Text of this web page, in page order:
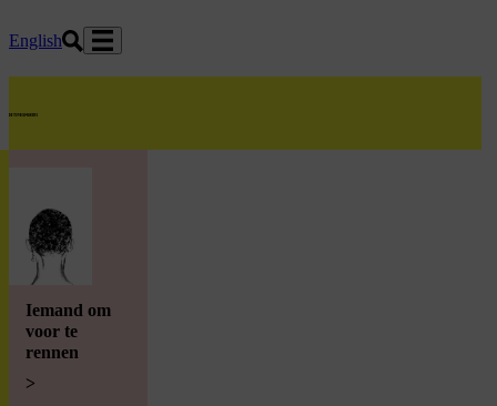
English
home
Iemand om
voor te
rennen
>